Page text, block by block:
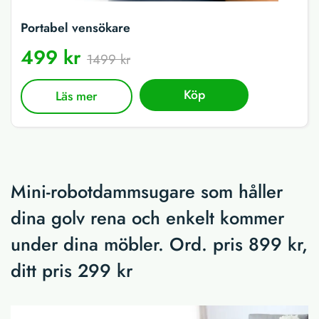
Portabel vensökare
499 kr 1499 kr
Läs mer Köp
Mini-robotdammsugare som håller
dina golv rena och enkelt kommer
under dina möbler. Ord. pris 899 kr,
ditt pris 299 kr